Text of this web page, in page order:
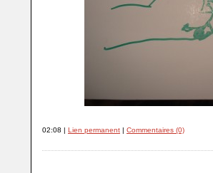
02:08 | Lien permanent | Commentaires (0)